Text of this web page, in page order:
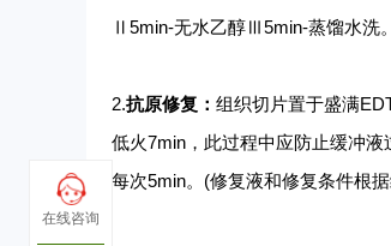
Ⅱ5min-无水乙醇Ⅲ5min-蒸馏水洗。
2.抗原修复： 组织切片置于盛满
低火7min，此过程中应防止缓冲
每次5min。(修复液和修复条件根据
在线咨询